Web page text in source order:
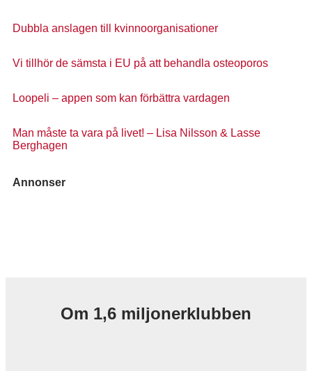
Dubbla anslagen till kvinnoorganisationer
Vi tillhör de sämsta i EU på att behandla osteoporos
Loopeli – appen som kan förbättra vardagen
Man måste ta vara på livet! – Lisa Nilsson & Lasse
Berghagen
Annonser
Om 1,6 miljonerklubben